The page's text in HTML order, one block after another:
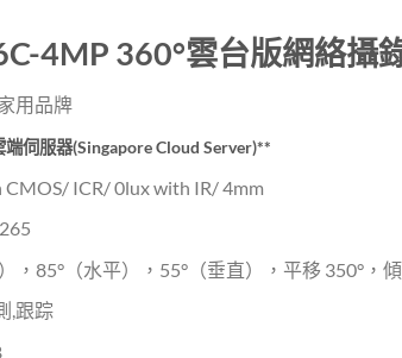
4MP 360°雲台版網絡攝
用品牌
伺服器(Singapore Cloud Server)**
CMOS/ ICR/ 0lux with IR/ 4mm
，85°（水平），55°（垂直），平移 350°，
,跟踪